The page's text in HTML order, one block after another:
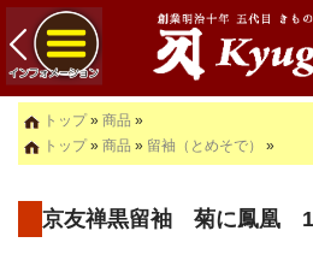
トップ» 商品 »
トップ» 商品 » 留袖（とめそで） »
京友禅黒留袖 菊に鳳凰